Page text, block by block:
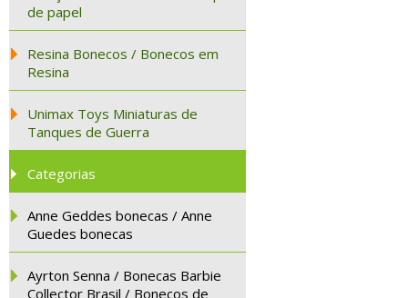
de papel
Resina Bonecos / Bonecos em
Resina
Unimax Toys Miniaturas de
Tanques de Guerra
Categorias
Anne Geddes bonecas / Anne
Guedes bonecas
Ayrton Senna / Bonecas Barbie
Collector Brasil / Bonecos de